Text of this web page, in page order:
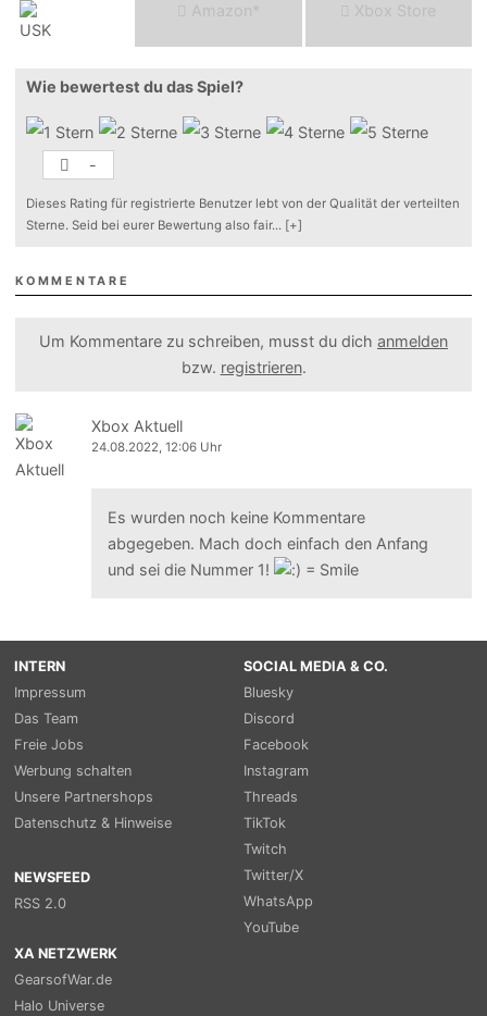
Ama o n* Xbox Store
Wie bewertest du das Spiel?
-
Dieses Rating für registrierte Benutzer lebt von der Qualität der verteilten
Sterne. Seid bei eurer Bewertung also fair... [+]
KOMMENTARE
Um Kommentare zu schreiben, musst du dich anmelden
bzw. registrieren.
Xbox Aktuell
24.08.2022, 12:06 Uhr
Es wurden noch keine Kommentare
abgegeben. Mach doch einfach den Anfang
und sei die Nummer 1!
INTERN
Impressum
Das Team
Freie Jobs
Werbung schalten
Unsere Partnershops
Datenschutz & Hinweise
NEWSFEED
RSS 2.0
SOCIAL MEDIA & CO.
Bluesky
Discord
Facebook
Instagram
Threads
TikTok
Twitch
Twitter/X
WhatsApp
YouTube
XA NETZWERK
GearsofWar.de
Halo Universe